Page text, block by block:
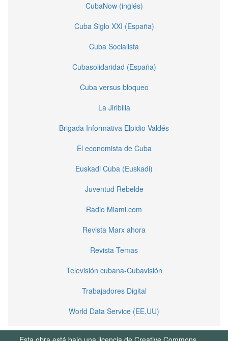
CubaNow (inglés)
Cuba Siglo XXI (España)
Cuba Socialista
Cubasolidaridad (España)
Cuba versus bloqueo
La Jiribilla
Brigada Informativa Elpidio Valdés
El economista de Cuba
Euskadi Cuba (Euskadi)
Juventud Rebelde
Radio Miami.com
Revista Marx ahora
Revista Temas
Televisión cubana-Cubavisión
Trabajadores Digital
World Data Service (EE.UU)